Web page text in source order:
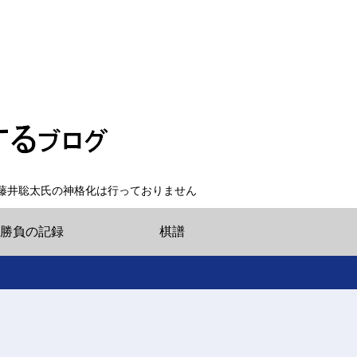
聡太氏の神格化は行っておりません
勝負の記録 棋譜